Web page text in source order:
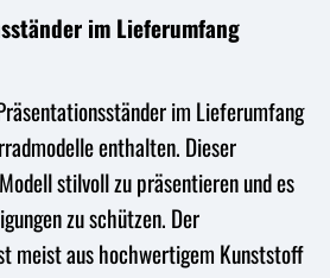
im Lieferumfang
im Lieferumfang
enthalten. Dieser
stilvoll zu präsentieren und es
zu schützen. Der
meist aus hochwertigem Kunststoff